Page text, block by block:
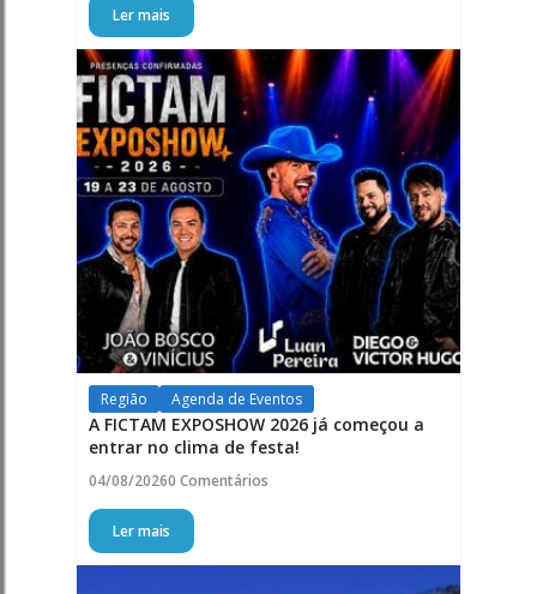
Ler mais
Região Agenda de Eventos
A FICTAM EXPOSHOW 2026 já começou a
entrar no clima de festa!
04/08/20260 Comentários
Ler mais